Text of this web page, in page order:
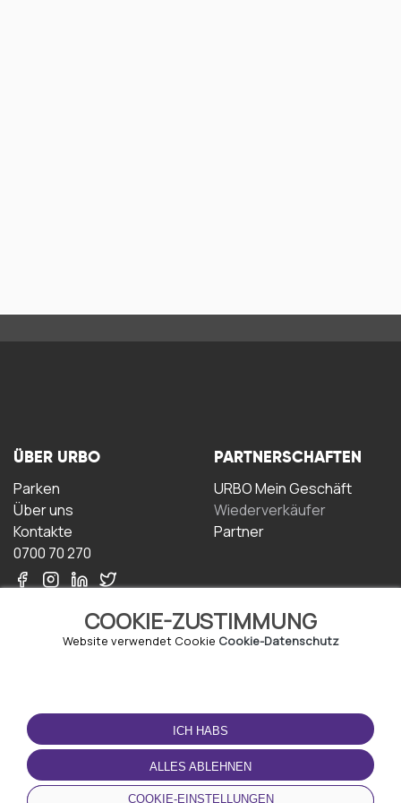
COOKIE-ZUSTIMMUNG
Website verwendet Cookie Cookie-Datenschutz
ICH HABS
ALLES ABLEHNEN
COOKIE-EINSTELLUNGEN
ÜBER URBO
Parken
Über uns
Kontakte
0700 70 270
PARTNERSCHAFTEN
URBO Mein Geschäft
Wiederverkäufer
Partner
NUTZUNGSBEDINGUNGEN
Geschäftsbedingungen
Datenschutz-
Bestimmungen
Cookie-Richtlinie
LADEN SIE DIE APP
HERUNTER